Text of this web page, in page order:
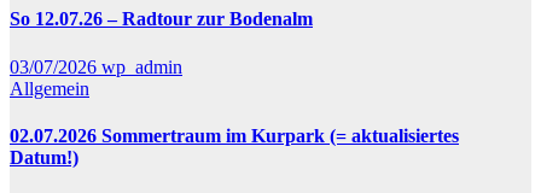
So 12.07.26 – Radtour zur Bodenalm
03/07/2026 wp_admin
Allgemein
02.07.2026 Sommertraum im Kurpark (= aktualisiertes
Datum!)